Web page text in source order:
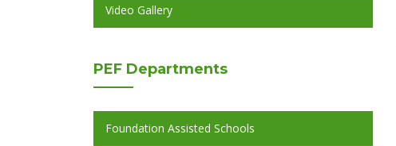
Video Gallery
PEF Departments
Foundation Assisted Schools